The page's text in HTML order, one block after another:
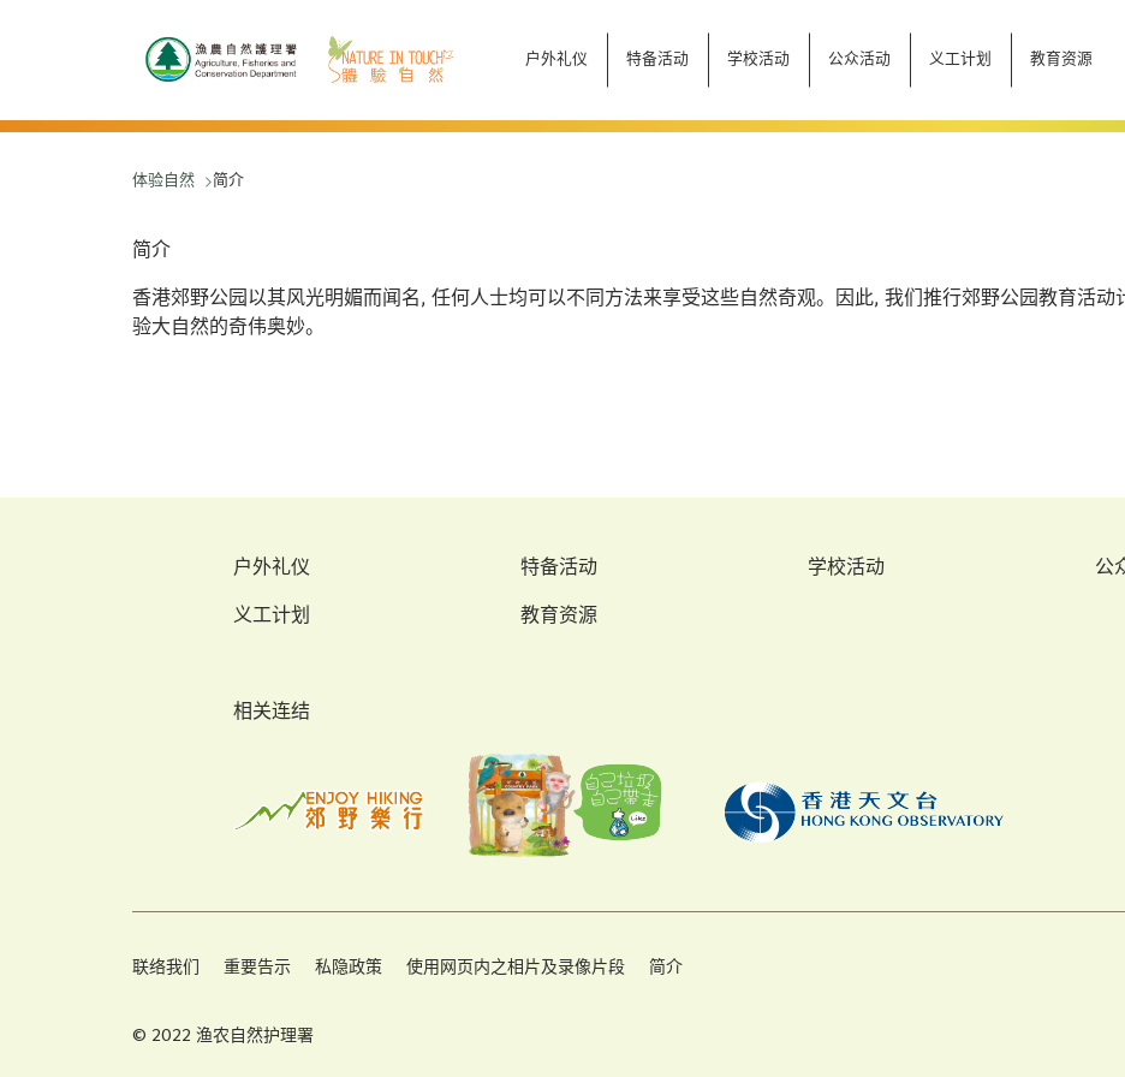
跳至主要內容 户外礼仪 特备活动 学校活动 公众活动 义工计划 教育资源
体验自然 简介
简介
香港郊野公园以其风光明媚而闻名, 任何人士均可以不同方法来享受这些自然奇观。因此, 我们推行郊野公园教育活
验大自然的奇伟奥妙。
户外礼仪 特备活动 学校活动
公
义工计划
教育资源
相关连结
联络我们 重要告示 私隐政策 使用网页内之相片及录像片段 简介
© 2022 渔农自然护理署